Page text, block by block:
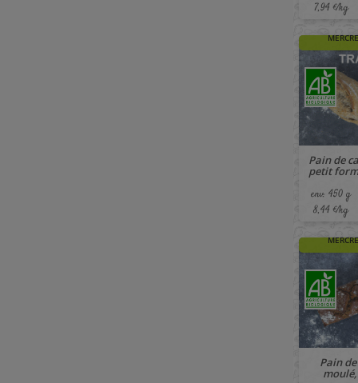
7,94 €/kg
Pain de
petit
env. 450 g
8,44 €/kg
🚚 À
Pain
moulé,
🚚 À